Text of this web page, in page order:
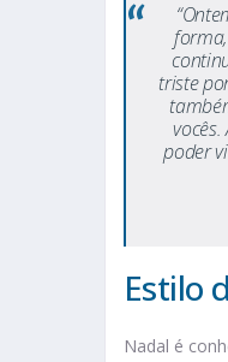
triste
poder
Estilo
Nadal é